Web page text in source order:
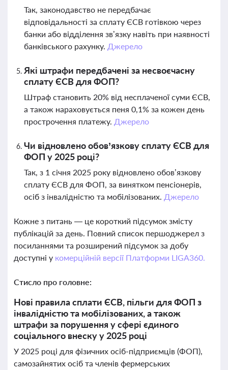
Так, законодавство не передбачає
відповідальності за сплату ЄСВ готівкою через
банки або відділення зв’язку навіть при наявності
банківського рахунку. Джерело
Які штрафи передбачені за несвоєчасну
сплату ЄСВ для ФОП?
Штраф становить 20% від несплаченої суми ЄСВ,
а також нараховується пеня 0,1% за кожен день
прострочення платежу. Джерело
Чи відновлено обов’язкову сплату ЄСВ для
ФОП у 2025 році?
Так, з 1 січня 2025 року відновлено обов’язкову
сплату ЄСВ для ФОП, за винятком пенсіонерів,
осіб з інвалідністю та мобілізованих. Джерело
Кожне з питань — це короткий підсумок змісту
публікацій за день. Повний список першоджерел з
посиланнями та розширений підсумок за добу
доступні у комерційній версії Платформи LIGA360.
Стисло про головне:
Нові правила сплати ЄСВ, пільги для ФОП з
інвалідністю та мобілізованих, а також
штрафи за порушення у сфері єдиного
соціального внеску у 2025 році
У 2025 році для фізичних осіб-підприємців (ФОП),
самозайнятих осіб та членів фермерських